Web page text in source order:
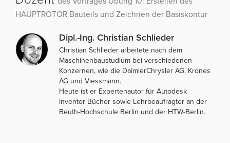
HAUPTROTOR Bauteils und Zeichnen der Basiskontur
Dipl.-Ing. Christian Schlieder
Christian Schlieder arbeitete nach dem
Maschinenbaustudium bei verschiedenen
Konzernen, wie die DaimlerChrysler AG, Krones
AG und Viessmann.
Heute ist er Expertenautor für Autodesk
Inventor Bücher sowie Lehrbeaufragter an der
Beuth-Hochschule Berlin und der HTW-Berlin.